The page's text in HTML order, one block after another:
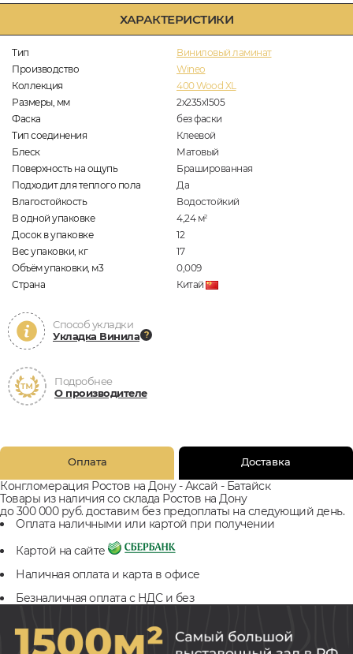
ХАРАКТЕРИСТИКИ
Тип
Виниловый ламинат
Производство
Wineo
Коллекция
400 Wood XL
Размеры, мм
2х235х1505
Фаска
без фаски
Тип соединения
Клеевой
Блеск
Матовый
Поверхность на ощупь
Брашированная
Подходит для теплого пола
Да
Влагостойкость
Водостойкий
В одной упаковке
4,24 м2
Досок в упаковке
12
Вес упаковки, кг
17
Объём упаковки, м3
0,009
Страна
Китай
Способ укладки
Укладка Винила
Подробнее
О производителе
Оплата Доставка
Конгломерация Ростов на Дону - Аксай - Батайск
Товары из наличия со склада Ростов на Дону
до 300 000 руб. доставим без предоплаты на следующий день.
Оплата наличными или картой при получении
Картой на сайте
Наличная оплата и карта в офисе
Безналичная оплата с НДС и без